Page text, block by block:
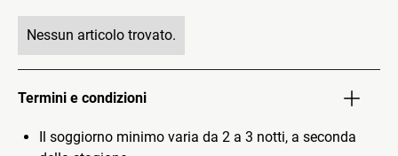
Nessun articolo trovato.
Termini e condizioni
Il soggiorno minimo varia da 2 a 3 notti, a seconda